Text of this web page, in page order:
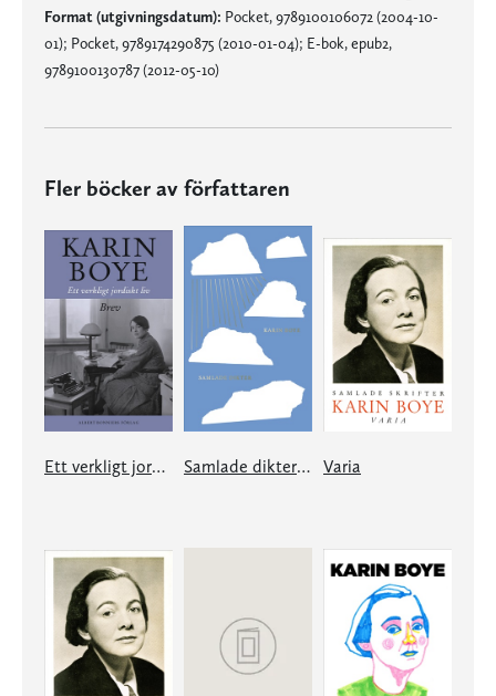
Format (utgivningsdatum): Pocket, 9789100106072 (2004-10-
01); Pocket, 9789174290875 (2010-01-04); E-bok, epub2,
9789100130787 (2012-05-10)
Fler böcker av författaren
Ett verkligt jordiskt liv Samlade dikter Karin Boye Varia